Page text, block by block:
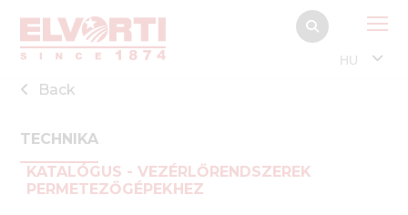
HU
Back
TECHNIKA
KATALÓGUS - VEZÉRLŐRENDSZEREK
PERMETEZŐGÉPEKHEZ